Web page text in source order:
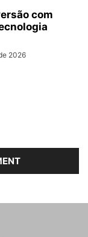
com
2026